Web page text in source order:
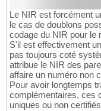
Le NIR est forcément
le cas de doublons
codage du NIR pour le
S'il est effectivement
pas toujours coté
attribue le NIR des
affaire un numéro non
Pour avoir longtemps
complémentaires, ces
uniques ou non